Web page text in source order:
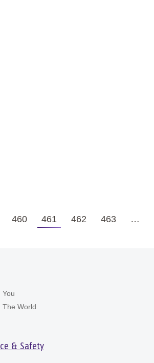
460 461 462 463 …
You
The World
& Safety